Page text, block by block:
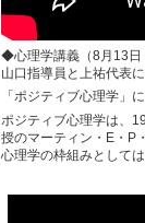
◆心理学講義（8月13日
山口指導員と上祐代表
「ポジティブ心理学」
ポジティブ心理学は、
授のマーティン・E・P
心理学の枠組みとして